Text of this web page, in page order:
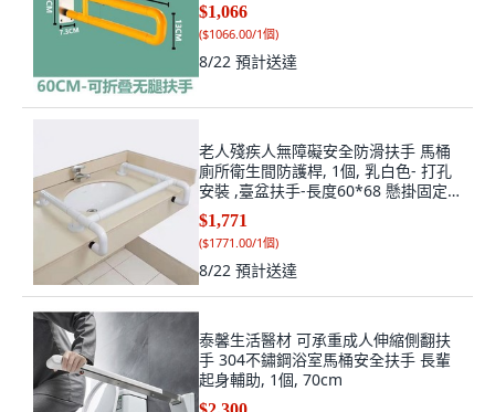
$1,066
($1066.00/1個)
8/22 預計送達
老人殘疾人無障礙安全防滑扶手 馬桶
廁所衛生間防護桿, 1個, 乳白色- 打孔
安裝 ,臺盆扶手-長度60*68 懸掛固定,
乳白色, 臺盆扶手
$1,771
($1771.00/1個)
8/22 預計送達
泰馨生活醫材 可承重成人伸縮側翻扶
手 304不鏽鋼浴室馬桶安全扶手 長輩
起身輔助, 1個, 70cm